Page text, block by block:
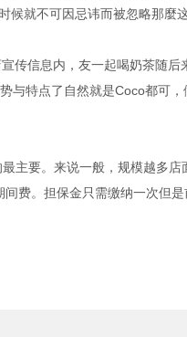
候就不可因忌讳而被忽略那麼
传信息内，友一起喝奶茶随后
与特点了自然就是Coco都可
主要。来说一般，规模越多
费。担保金只需缴纳一次但